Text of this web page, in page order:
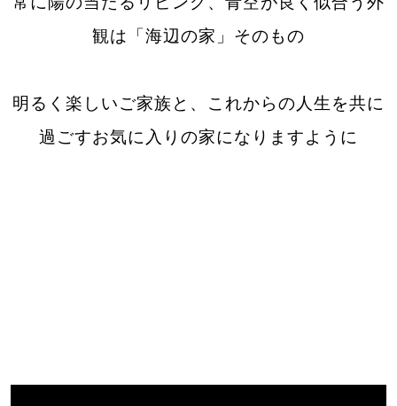
観は「海辺の家」そのもの
明るく楽しいご家族と、これからの人生を共に
過ごすお気に入りの家になりますように